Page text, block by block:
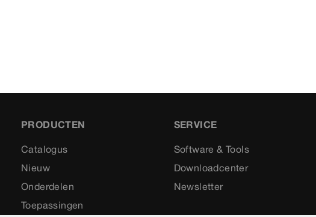
PRODUCTEN
Catalogus
Nieuw
Onderdelen
Toepassingen
SERVICE
Software & Tools
Downloadcenter
Newsletter